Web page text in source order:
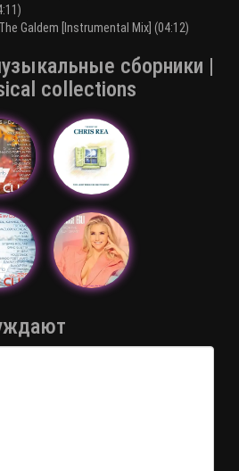
Galdem [Instrumental Mix] (04:12)
сборники |
collections